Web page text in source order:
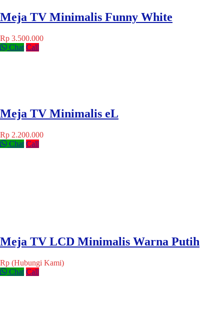
Meja TV Minimalis Funny White
Rp 3.500.000
Chat Call
Meja TV Minimalis eL
Rp 2.200.000
Chat Call
Meja TV LCD Minimalis Warna Putih
Rp (Hubungi Kami)
Chat Call